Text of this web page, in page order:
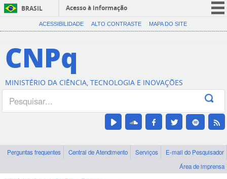
BRASIL
Acesso à informação
CORONAVÍRUS (COVID-19)
Canais
ACESSIBILIDADE ALTO CONTRASTE MAPA DO SITE
CNPq
MINISTÉRIO DA CIÊNCIA, TECNOLOGIA E INOVAÇÕES
Perguntas frequentes Central de Atendimento Serviços
E-mail do Pesquisador
Área de imprensa